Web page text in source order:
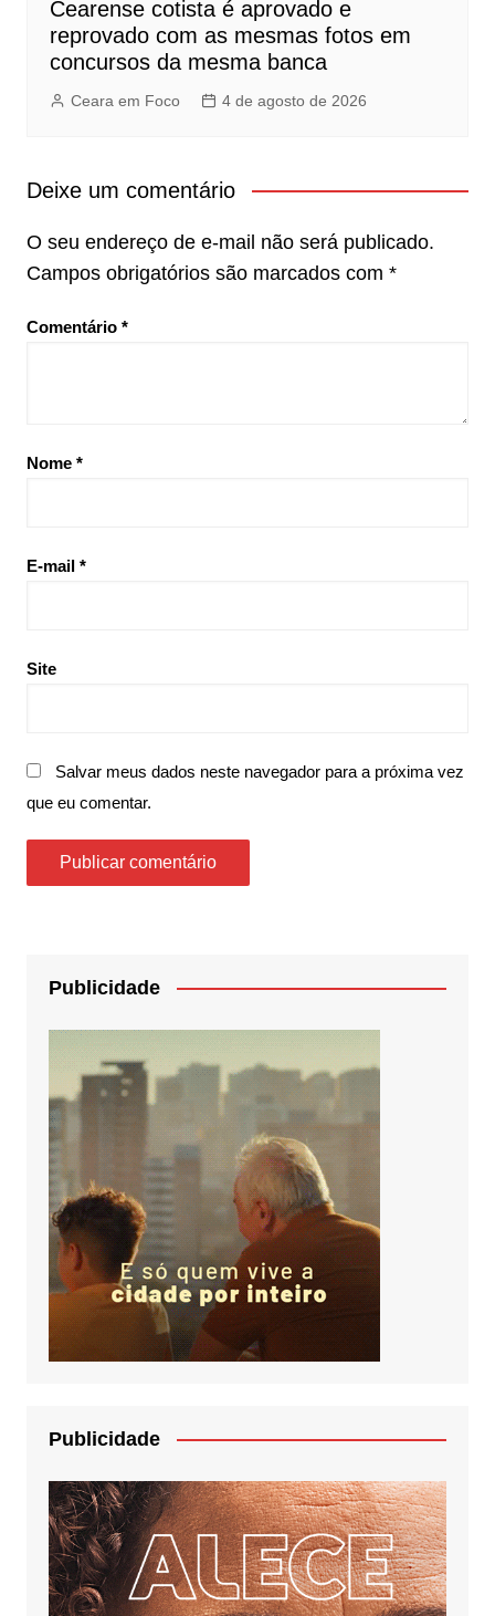
Cearense cotista é aprovado e
reprovado com as mesmas fotos em
concursos da mesma banca
Ceara em Foco 4 de agosto de 2026
Deixe um comentário
O seu endereço de e-mail não será publicado.
Campos obrigatórios são marcados com *
Comentário *
Nome *
E-mail *
Site
Salvar meus dados neste navegador para a próxima vez
que eu comentar.
Publicidade
Publicidade